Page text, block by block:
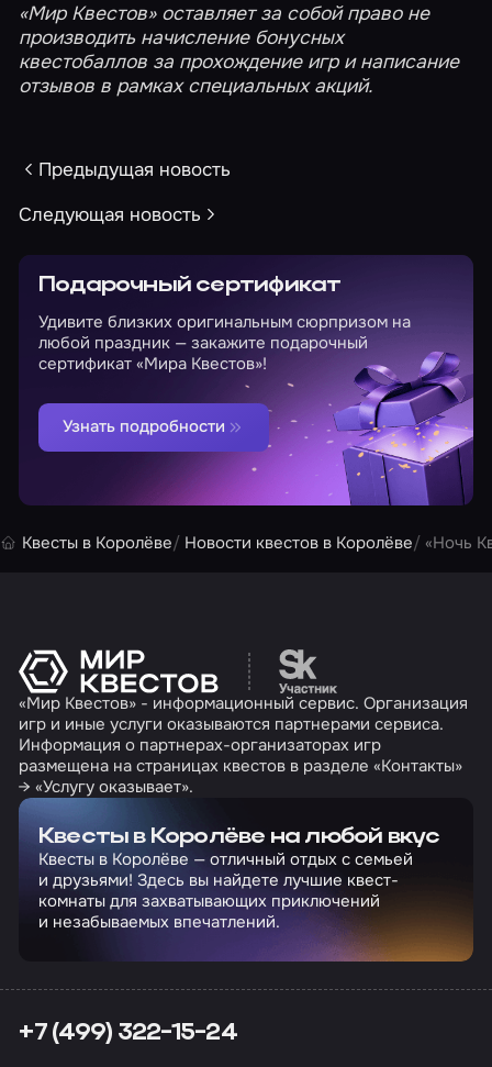
«Мир Квестов» оставляет за собой право не
производить начисление бонусных
квестобаллов за прохождение игр и написание
отзывов в рамках специальных акций.
Предыдущая новость
Следующая новость
Подарочный сертификат
Удивите близких оригинальным сюрпризом на
любой праздник — закажите подарочный
сертификат «Мира Квестов»!
Узнать подробности
Квесты в Королёве Новости квестов в Королёве «Ночь
Перейти на сайт
«Мир Квестов» - информационный сервис. Организация
игр и иные услуги оказываются партнерами сервиса.
Информация о партнерах-организаторах игр
размещена на страницах квестов в разделе «Контакты»
→ «Услугу оказывает».
Квесты в Королёве на любой вкус
Квесты в Королёве — отличный отдых с семьей
и друзьями! Здесь вы найдете лучшие квест-
комнаты для захватывающих приключений
и незабываемых впечатлений.
+7 (499) 322-15-24